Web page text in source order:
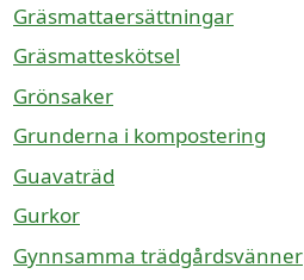
Gräsmattaersättningar
Gräsmatteskötsel
Grönsaker
Grunderna i kompostering
Guavaträd
Gurkor
Gynnsamma trädgårdsvänner